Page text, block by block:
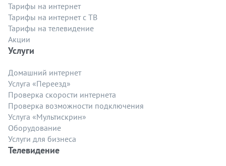
Тарифы на интернет
Тарифы на интернет с ТВ
Тарифы на телевидение
Акции
Услуги
Домашний интернет
Услуга «Переезд»
Проверка скорости интернета
Проверка возможности подключения
Услуга «Мультискрин»
Оборудование
Услуги для бизнеса
Телевидение